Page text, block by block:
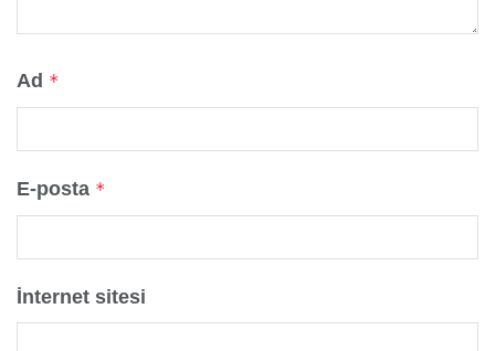
Ad *
E-posta *
İnternet sitesi